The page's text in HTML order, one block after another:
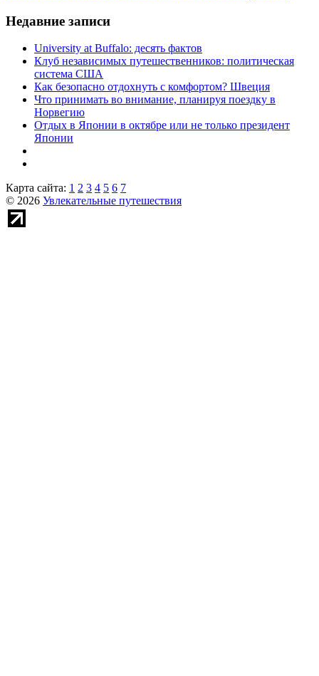
Недавние записи
University at Buffalo: десять фактов
Клуб независимых путешественников: политическая
система США
Как безопасно отдохнуть с комфортом? Швеция
Что принимать во внимание, планируя поездку в
Норвегию
Отдых в Японии в октябре или не только президент
Японии
Карта сайта: 1 2 3 4 5 6 7
© 2026 Увлекательные путешествия